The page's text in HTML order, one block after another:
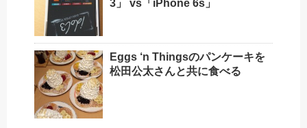
3」 vs「iPhone 6s」
Eggs ‘n Thingsのパンケーキを
松田公太さんと共に食べる